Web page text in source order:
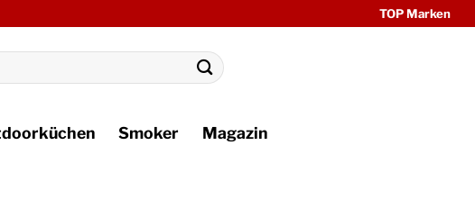
TOP Marken
Smoker Magazin